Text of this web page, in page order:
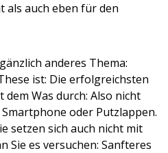
auch eben für den
anderes Thema:
ist: Die erfolgreichsten
dem Was durch: Also nicht
oder Putzlappen.
setzen sich auch nicht mit
Sie es versuchen: Sanfteres